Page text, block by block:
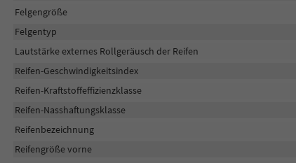
Felgengröße
Felgentyp
Lautstärke externes Rollgeräusch der Reifen
Reifen-Geschwindigkeitsindex
Reifen-Kraftstoffeffizienzklasse
Reifen-Nasshaftungsklasse
Reifenbezeichnung
Reifengröße vorne